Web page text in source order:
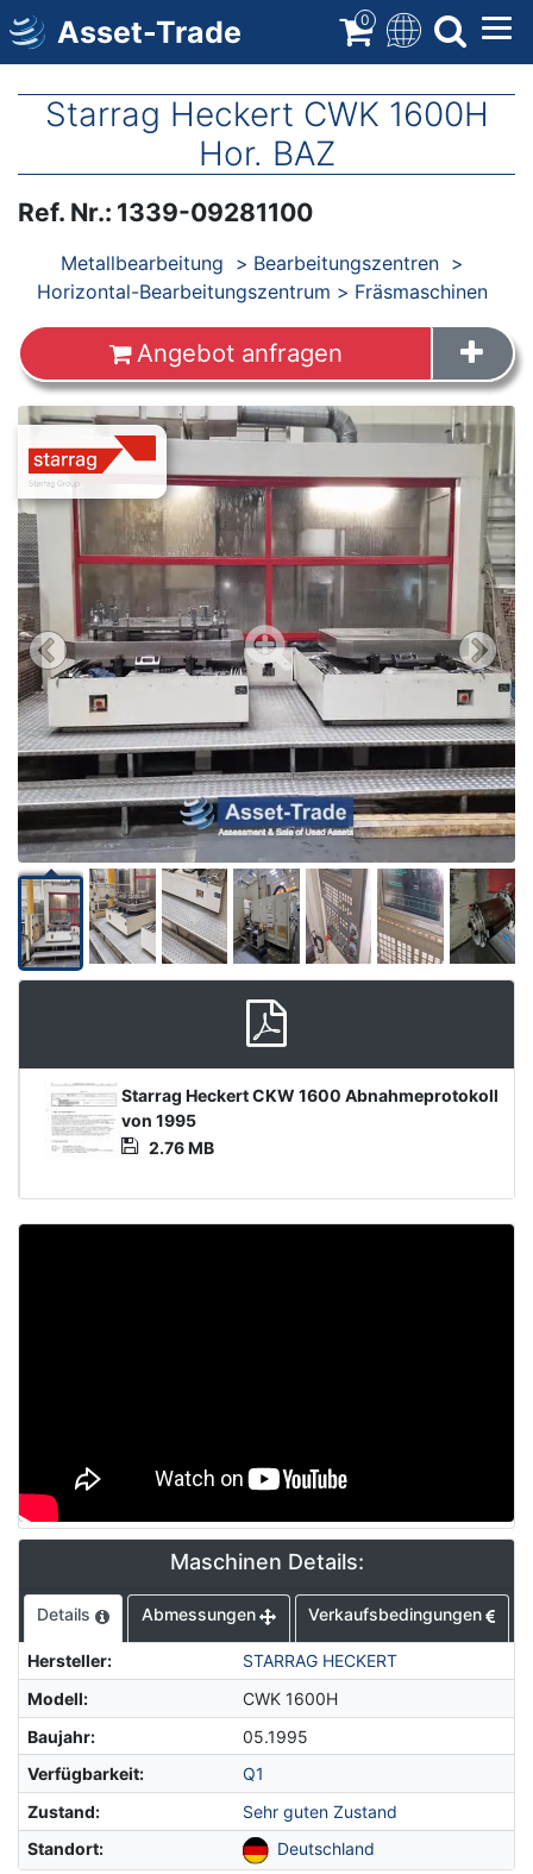
Direkt
zum
Inhalt
Asset-Trade 0
Starrag Heckert CWK 1600H
Hor. BAZ
Ref. Nr.: 1339-09281100
ProdukteMetallbearbeitung
Bearbeitungszentren
Horizontal-Bearbeitungszentrum
Fräsmaschinen
Angebot anfragen
Product
Document
Starrag Heckert CKW 1600 Abnahmeprotokoll
von 1995
2.76 MB
Maschinen Details:
Details Abmessungen Verkaufsbedingungen
Hersteller:
STARRAG HECKERT
Modell:
CWK 1600H
Baujahr:
05.1995
Verfügbarkeit:
Q1
Zustand:
Sehr guten Zustand
Standort: Deutschland